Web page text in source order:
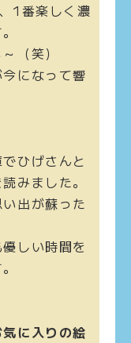
1番楽しく濃
（笑）
になって響
ひげさんと
みました。
出が蘇った
しい時間を
に入りの絵